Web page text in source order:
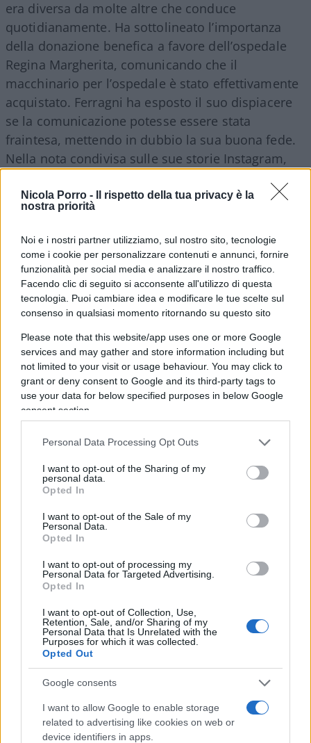
Nicola Porro -
Il rispetto della tua privacy è la
nostra priorità
Noi e i nostri partner utilizziamo, sul nostro sito, tecnologie
come i cookie per personalizzare contenuti e annunci, fornire
funzionalità per social media e analizzare il nostro traffico.
Facendo clic di seguito si acconsente all'utilizzo di questa
tecnologia. Puoi cambiare idea e modificare le tue scelte sul
consenso in qualsiasi momento ritornando su questo sito
Please note that this website/app uses one or more Google
services and may gather and store information including but
not limited to your visit or usage behaviour. You may click to
grant or deny consent to Google and its third-party tags to
use your data for below specified purposes in below Google
consent section.
Personal Data Processing Opt Outs
I want to opt-out of the Sharing of my
personal data.
Opted In
I want to opt-out of the Sale of my
Personal Data.
Opted In
I want to opt-out of processing my
Personal Data for Targeted Advertising.
Opted In
I want to opt-out of Collection, Use,
Retention, Sale, and/or Sharing of my
Personal Data that Is Unrelated with the
Purposes for which it was collected.
Opted Out
Google consents
I want to allow Google to enable storage
related to advertising like cookies on web or
device identifiers in apps.
era diversa da molte altre che conduce
quotidianamente. Ha sottolineato l’importanza
della donazione benefica a favore dell’ospedale
Regina Margherita, comunicando che il
macchinario per l’ospedale è stato effettivamente
acquistato. Ferragni ha esposto il suo dispiacere
se la comunicazione potesse essere stata
fraintesa, mettendo in dubbio la sua buona fede.
Nella nota condivisa sulle sue storie Instagram,
a svolgere attività benefica insieme alla sua
famiglia, nonostante la controversia e ha concluso
annunciando che
impugnerà la decisione
dell’Antitrust, ritenendola ingiusta, nelle sedi
competenti.
“Quella con Balocco è stata un’operazione
commerciale come tante ne faccio ogni giorno –
ha scritto sui suoi canali social la moglie di Fedez
– In questa in particolare ho voluto sottolineare la
donazione benefica
Regina Margherita perché per me era un punto
fondamentale dell’accordo”. Non manca una nota
di vittimismo (“Mi dispiace che dopo tutto
l’impegno mio e della mia famiglia in questi anni
vedere del negativo in un’operazione in cui tutto è
stato fatto in totale buona fede”) e la
rivendicazione di “sapere che quel macchinario
che permette di esplorare nuove cure
terapeutiche” ora “è lì in ospedale, che è quel che
più conta”. “Sono dispiaciuta – aggiunge Ferragni –
se qualcuno possa aver frainteso la mia
comunicazione e messo in dubbio la mia buona
fede. Io e la mia famiglia continueremo a fare
beneficienza così come abbiamo sempre fatto
perché mai vorrò rinunciare a questa parte della
mia vita”.